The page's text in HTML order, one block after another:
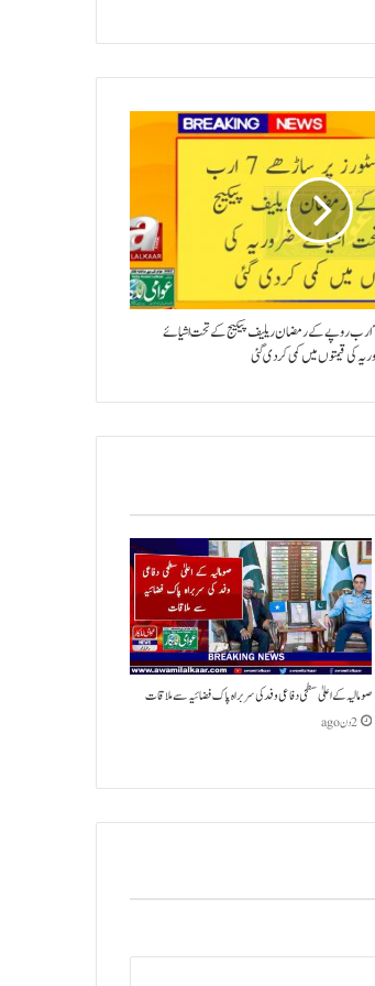
یوٹیلیٹی اسٹورز پر ساڑھے 7 ارب روپے کے رمضان ریلیف پیکیج کے تحت اشیائے
کی قیمتوں میں کمی کردی گئی
صومالیہ کے اعلیٰ سطحی دفاعی وفد کی سربراہ پاک فضائیہ سے ملاقات
2 دن ago